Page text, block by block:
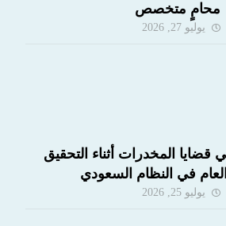
محامٍ متخصص
يوليو 27, 2026
المخدرات أثناء التحقيق
العام في النظام السعودي
يوليو 25, 2026